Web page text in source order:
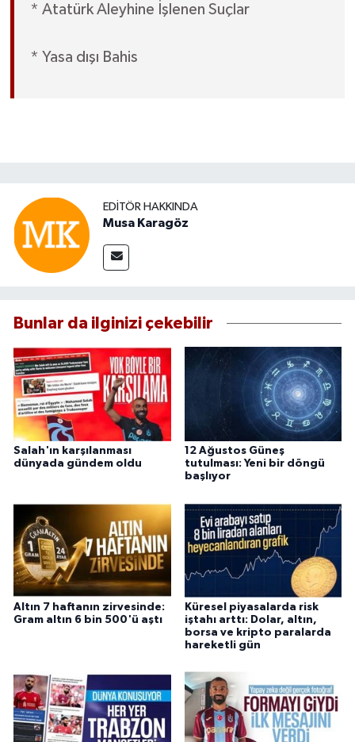
* Atatürk Aleyhine İşlenen Suçlar
* Yasa dışı Bahis
EDITÖR HAKKINDA
Musa Karagöz
Bunlar da ilginizi çekebilir
Salah'ın karşılanması
dünyada gündem oldu
12 Ağustos Güneş
tutulması: Yeni bir döngü
başlıyor
Altın 7 haftanın zirvesinde:
Gram altın 6 bin 500'ü aştı
Küresel piyasalarda risk
iştahı arttı: Dolar, altın,
borsa ve kripto paralarda
hareketli gün